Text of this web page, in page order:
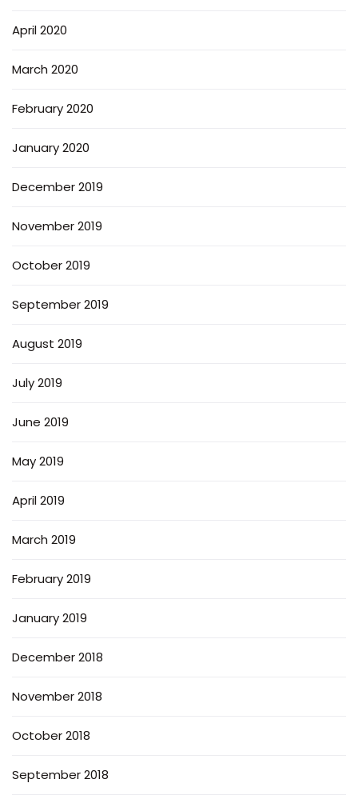
April 2020
March 2020
February 2020
January 2020
December 2019
November 2019
October 2019
September 2019
August 2019
July 2019
June 2019
May 2019
April 2019
March 2019
February 2019
January 2019
December 2018
November 2018
October 2018
September 2018